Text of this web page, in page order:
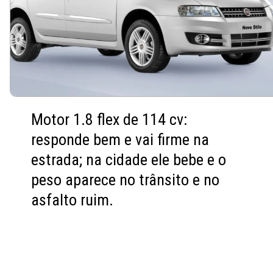
Motor 1.8 flex de 114 cv:
responde bem e vai firme na
estrada; na cidade ele bebe e o
peso aparece no trânsito e no
asfalto ruim.